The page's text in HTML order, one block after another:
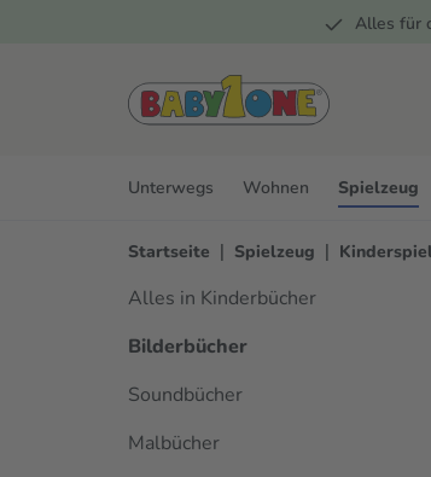
Alles für
Unterwegs Wohnen Spielzeug
Startseite | Spielzeug |
Alles in Kinderbücher
Bilderbücher
Soundbücher
Malbücher